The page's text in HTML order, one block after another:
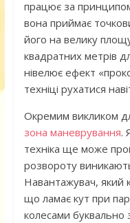
працює за
вона приймає
його на велику
квадратних метрів
нівелює ефект
техніці рухатися
Окремим викликом
зона маневрування.
техніка ще може
розвороту
Навантажувач, який
що ламає кут при
колесами буквально